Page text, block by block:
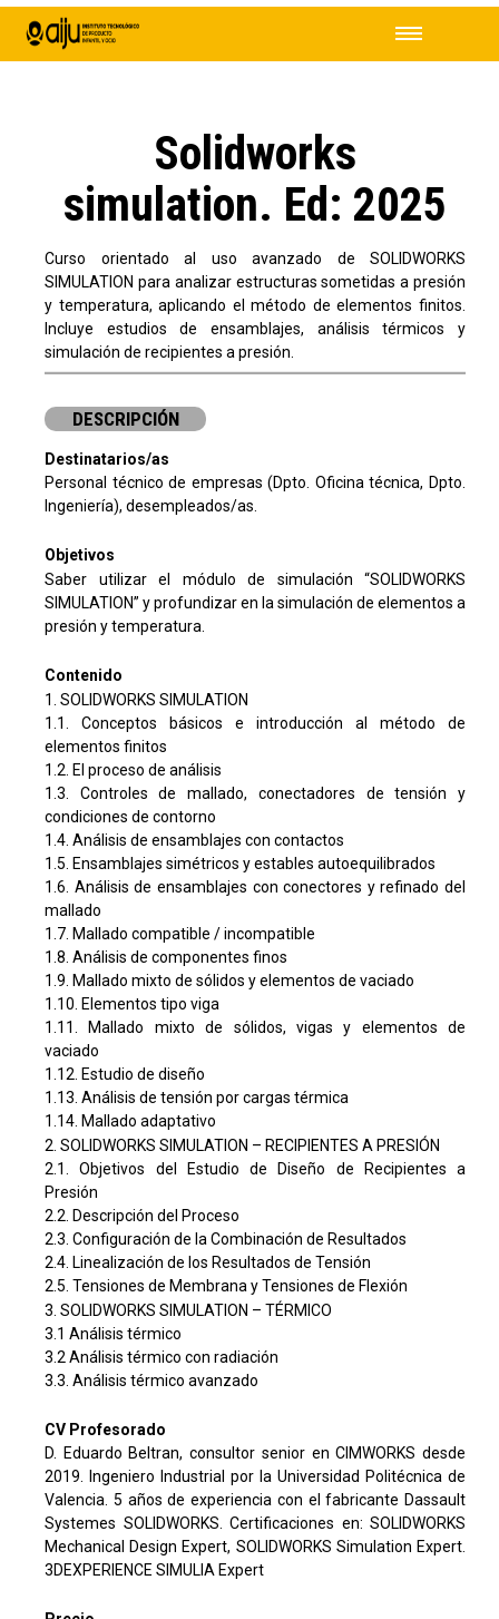
Solidworks
simulation. Ed: 2025
Curso orientado al uso avanzado de SOLIDWORKS
SIMULATION para analizar estructuras sometidas a presión
y temperatura, aplicando el método de elementos finitos.
Incluye estudios de ensamblajes, análisis térmicos y
simulación de recipientes a presión.
DESCRIPCIÓN
Destinatarios/as
Personal técnico de empresas (Dpto. Oficina técnica, Dpto.
Ingeniería), desempleados/as.
Objetivos
Saber utilizar el módulo de simulación “SOLIDWORKS
SIMULATION” y profundizar en la simulación de elementos a
presión y temperatura.
Contenido
1. SOLIDWORKS SIMULATION
1.1. Conceptos básicos e introducción al método de
elementos finitos
1.2. El proceso de análisis
1.3. Controles de mallado, conectadores de tensión y
condiciones de contorno
1.4. Análisis de ensamblajes con contactos
1.5. Ensamblajes simétricos y estables autoequilibrados
1.6. Análisis de ensamblajes con conectores y refinado del
mallado
1.7. Mallado compatible / incompatible
1.8. Análisis de componentes finos
1.9. Mallado mixto de sólidos y elementos de vaciado
1.10. Elementos tipo viga
1.11. Mallado mixto de sólidos, vigas y elementos de
vaciado
1.12. Estudio de diseño
1.13. Análisis de tensión por cargas térmica
1.14. Mallado adaptativo
2. SOLIDWORKS SIMULATION – RECIPIENTES A PRESIÓN
2.1. Objetivos del Estudio de Diseño de Recipientes a
Presión
2.2. Descripción del Proceso
2.3. Configuración de la Combinación de Resultados
2.4. Linealización de los Resultados de Tensión
2.5. Tensiones de Membrana y Tensiones de Flexión
3. SOLIDWORKS SIMULATION – TÉRMICO
3.1 Análisis térmico
3.2 Análisis térmico con radiación
3.3. Análisis térmico avanzado
CV Profesorado
D. Eduardo Beltran, consultor senior en CIMWORKS desde
2019. Ingeniero Industrial por la Universidad Politécnica de
Valencia. 5 años de experiencia con el fabricante Dassault
Systemes SOLIDWORKS. Certificaciones en: SOLIDWORKS
Mechanical Design Expert, SOLIDWORKS Simulation Expert.
3DEXPERIENCE SIMULIA Expert